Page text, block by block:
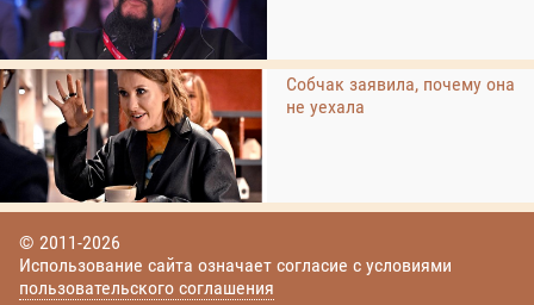
Собчак заявила, почему она
не уехала
© 2011-2026
Использование сайта означает согласие с условиями
пользовательского соглашения